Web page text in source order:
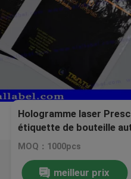
Hologramme laser
étiquette de bouteille
sac
MOQ：1000pcs
meilleur prix